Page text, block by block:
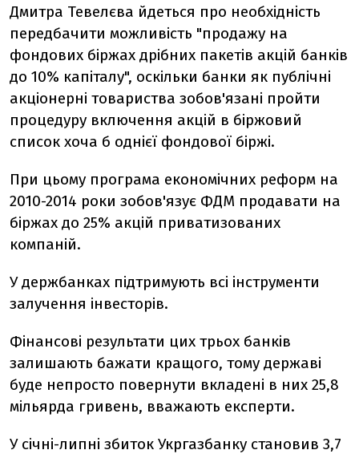
Дмитра Тевелєва йдеться про необхідність
передбачити можливість "продажу на
фондових біржах дрібних пакетів акцій банків
до 10% капіталу", оскільки банки як публічні
акціонерні товариства зобов'язані пройти
процедуру включення акцій в біржовий
список хоча б однієї фондової біржі.
При цьому програма економічних реформ на
2010-2014 роки зобов'язує ФДМ продавати на
біржах до 25% акцій приватизованих
компаній.
У держбанках підтримують всі інструменти
залучення інвесторів.
Фінансові результати цих трьох банків
залишають бажати кращого, тому державі
буде непросто повернути вкладені в них 25,8
мільярда гривень, вважають експерти.
У січні-липні збиток Укргазбанку становив 3,7